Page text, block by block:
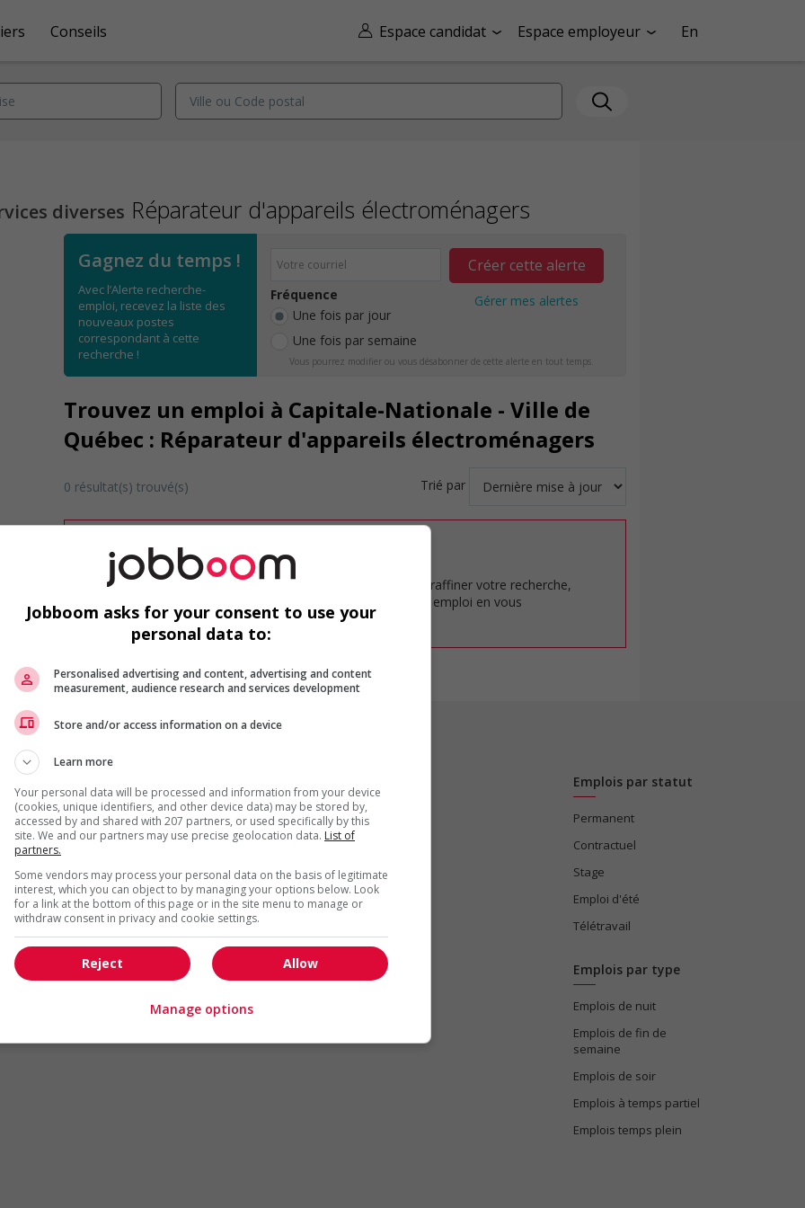
Espace candidat Espace employeur En
Conseils
diverses Réparateur d'appareils électroménagers
Gagnez du temps !
Avec l’Alerte recherche-
emploi, recevez la liste des
nouveaux postes
correspondant à cette
recherche !
Fréquence
Une fois par jour
Une fois par semaine
Créer cette alerte
Gérer mes alertes
Vous pourrez modifier ou vous désabonner de cette alerte en tout temps.
Trouvez un emploi à Capitale-Nationale - Ville de
Québec : Réparateur d'appareils électroménagers
0 résultat(s) trouvé(s) Trié par
Désolé, cette recherche n'a produit aucun résultat.
Veuillez faire une nouvelle recherche.
Vous pouvez en tout temps utiliser nos outils pour raffiner votre recherche,
ou chercher un poste selon votre profil d'intérêt en emploi en vous
inscrivantcomme membre Jobboom.
Arts et métiers de la mode Automobile et transport
Cadres supérieurs
Commerce / Offres de services
Comptabilité / Assurance
Construction / Manutention
Droit
Ingénierie / Sciences
Marketing / Communication
Ressources humaines
Tourisme / Hôtellerie
Santé
Emplois par statut
Permanent
Contractuel
Stage
Emploi d'été
Télétravail
Emplois par type
Emplois de nuit
Emplois de fin de
semaine
Emplois de soir
Emplois à temps partiel
Emplois temps plein
Jobboom asks for your consent to use your
personal data to:
Personalised advertising and content, advertising and content
measurement, audience research and services development
Store and/or access information on a device
Learn more
Your personal data will be processed and information from your device
(cookies, unique identifiers, and other device data) may be stored by,
accessed by and shared with 207 partners, or used specifically by this
site. We and our partners may use precise geolocation data. List of
partners.
Some vendors may process your personal data on the basis of legitimate
interest, which you can object to by managing your options below. Look
for a link at the bottom of this page or in the site menu to manage or
withdraw consent in privacy and cookie settings.
Allow
Reject
Manage options